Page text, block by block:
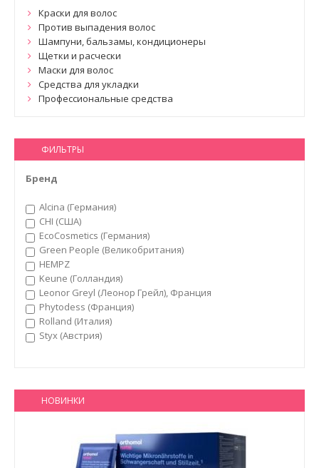
Краски для волос
Против выпадения волос
Шампуни, бальзамы, кондиционеры
Щетки и расчески
Маски для волос
Средства для укладки
Профессиональные средства
ФИЛЬТРЫ
Бренд
Alcina (Германия)
CHI (США)
EcoCosmetics (Германия)
Green People (Великобритания)
HEMPZ
Keune (Голландия)
Leonor Greyl (Леонор Грейл), Франция
Phytodess (Франция)
Rolland (Италия)
Styx (Австрия)
НОВИНКИ